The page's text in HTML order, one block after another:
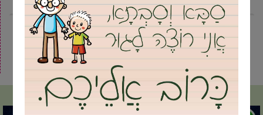
1
2